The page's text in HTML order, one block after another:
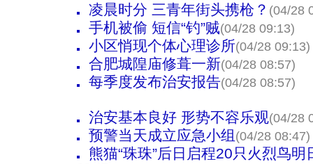
凌晨时分 三青年街头携枪？ (04/28
手机被偷 短信“钓”贼(04/28 09:13)
小区悄现个体心理诊所(04/28 09:13)
合肥城隍庙修葺一新(04/28 08:57)
每季度发布治安报告(04/28 08:57)
治安基本良好 形势不容乐观(04/28
预警当天成立应急小组 (04/28 08:47)
熊猫“珠珠”后日启程20只火烈鸟